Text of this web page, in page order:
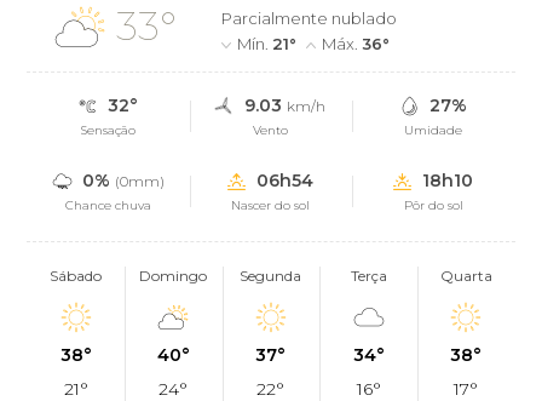
33°
Parcialmente nublado
Mín. 21° Máx.36°
32°
Sensação
9.03 km/h
Vento
27%
Umidade
0% (0mm)
Chance chuva
06h54
Nascer do sol
18h10
Pôr do sol
Sábado
38°
21°
Domingo
40°
24°
Segunda
37°
22°
Terça
34°
16°
Quarta
38°
17°